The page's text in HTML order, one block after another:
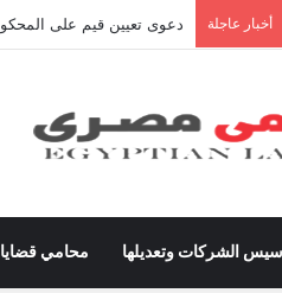
أخبار عاجلة شراء العقارات داخل
الشركات وتعديلها محامي قضايا